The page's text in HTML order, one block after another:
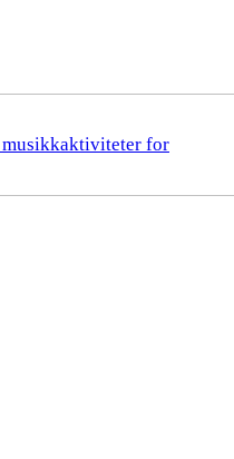
musikkaktiviteter for